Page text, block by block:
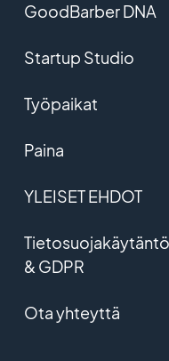
GoodBarber DNA
Startup Studio
Työpaikat
Paina
YLEISET EHDOT
Tietosuojakäytäntö
& GDPR
Ota yhteyttä